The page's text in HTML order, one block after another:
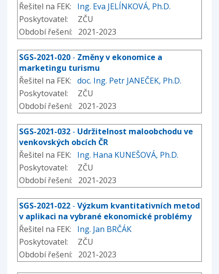
Řešitel na FEK: Ing. Eva JELÍNKOVÁ, Ph.D.
Poskytovatel: ZČU
Období řešení: 2021-2023
SGS-2021-020 - Změny v ekonomice a
marketingu turismu
Řešitel na FEK: doc. Ing. Petr JANEČEK, Ph.D.
Poskytovatel: ZČU
Období řešení: 2021-2023
SGS-2021-032 - Udržitelnost maloobchodu ve
venkovských obcích ČR
Řešitel na FEK: Ing. Hana KUNEŠOVÁ, Ph.D.
Poskytovatel: ZČU
Období řešení: 2021-2023
SGS-2021-022 - Výzkum kvantitativních metod
v aplikaci na vybrané ekonomické problémy
Řešitel na FEK: Ing. Jan BRČÁK
Poskytovatel: ZČU
Období řešení: 2021-2023